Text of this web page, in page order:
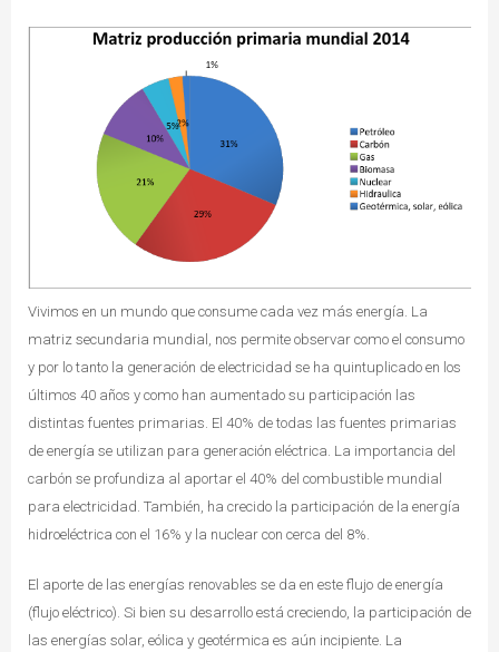
Vivimos en un mundo que consume cada vez más energía. La
matriz secundaria mundial, nos permite observar como el consumo
y por lo tanto la generación de electricidad se ha quintuplicado en los
últimos 40 años y como han aumentado su participación las
distintas fuentes primarias. El 40% de todas las fuentes primarias
de energía se utilizan para generación eléctrica. La importancia del
carbón se profundiza al aportar el 40% del combustible mundial
para electricidad. También, ha crecido la participación de la energía
hidroeléctrica con el 16% y la nuclear con cerca del 8%.
El aporte de las energías renovables se da en este flujo de energía
(flujo eléctrico). Si bien su desarrollo está creciendo, la participación de
las energías solar, eólica y geotérmica es aún incipiente. La